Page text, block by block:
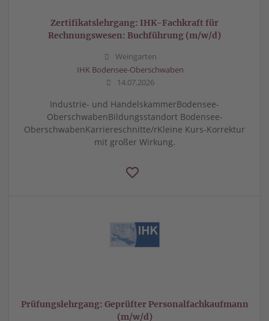
Zertifikatslehrgang: IHK-Fachkraft für
Rechnungswesen: Buchführung (m/w/d)
Weingarten
IHK Bodensee-Oberschwaben
14.07.2026
Industrie- und HandelskammerBodensee-
OberschwabenBildungsstandort Bodensee-
OberschwabenKarriereschnitte/rKleine Kurs-Korrektur
mit großer Wirkung.
Prüfungslehrgang: Geprüfter Personalfachkaufmann
(m/w/d)